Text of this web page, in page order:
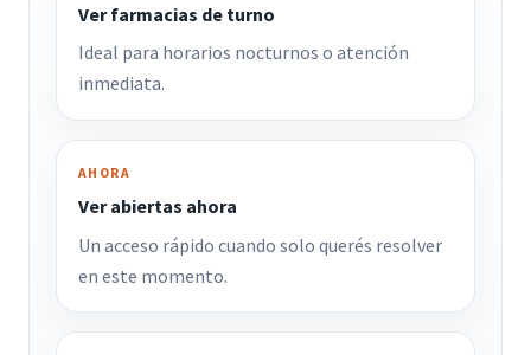
Ver farmacias de turno
Ideal para horarios nocturnos o atención
inmediata.
AHORA
Ver abiertas ahora
Un acceso rápido cuando solo querés resolver
en este momento.